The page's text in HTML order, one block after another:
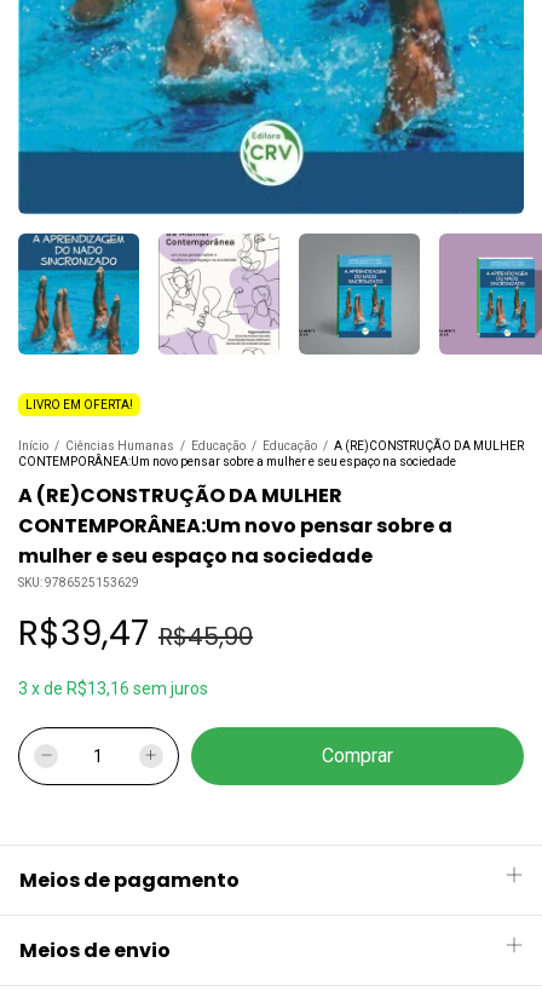
LIVRO EM OFERTA!
Início / Ciências Humanas / Educação / Educação / A (RE)CONSTRUÇÃO DA MULHER
CONTEMPORÂNEA:Um novo pensar sobre a mulher e seu espaço na sociedade
A (RE)CONSTRUÇÃO DA MULHER
CONTEMPORÂNEA:Um novo pensar sobre a
mulher e seu espaço na sociedade
SKU:9786525153629
R$39,47 R$45,90
3 xde R$13,16 sem juros
Meios de pagamento
Meios de envio